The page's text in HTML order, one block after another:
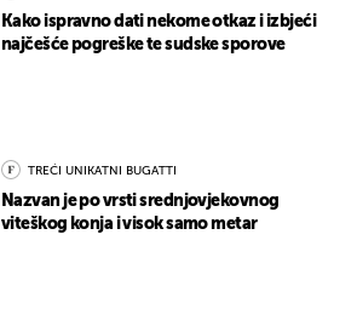
Kako ispravno dati nekome otkaz i izbjeći
najčešće pogreške te sudske sporove
TREĆI UNIKATNI BUGATTI
Nazvan je po vrsti srednjovjekovnog
viteškog konja i visok samo metar